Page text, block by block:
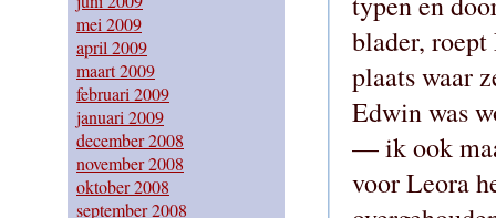
mei 2009
april 2009
maart 2009
februari 2009
januari 2009
december 2008
november 2008
oktober 2008
september 2008
blader,
plaats waar
Edwin was
— ik ook
voor Leora